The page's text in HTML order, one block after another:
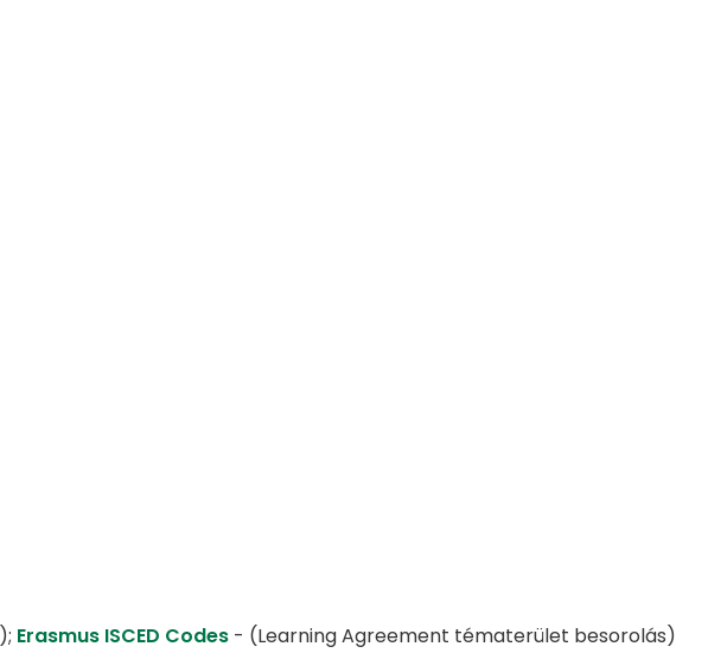
); Erasmus ISCED Codes - (Learning Agreement tématerület besorolás)